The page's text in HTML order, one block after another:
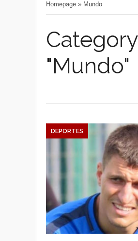
Homepage » Mundo
Category
"Mundo"
DEPORTES